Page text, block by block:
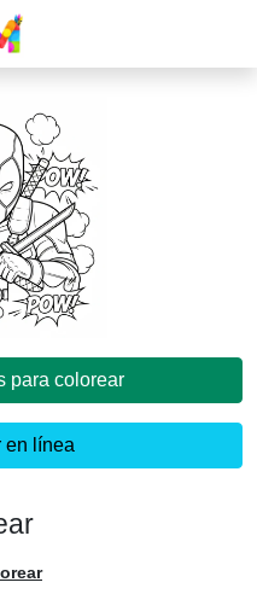
para colorear
línea